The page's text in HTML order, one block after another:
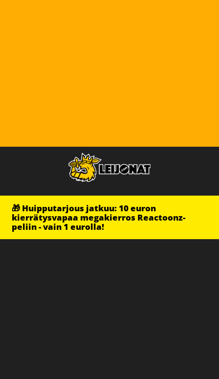
🎁 Huipputarjous jatkuu: 10 euron
kierrätysvapaa megakierros Reactoonz-
peliin - vain 1 eurolla!